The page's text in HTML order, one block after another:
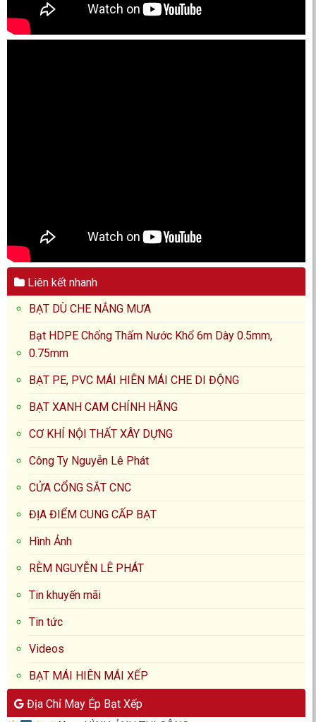
Liên kết nhanh
BẠT DÙ CHE NẮNG MƯA
Bạt HDPE Chống Thấm Nước Khổ 6m Dày 0.5mm,
0.75mm
BẠT PE, PVC MÁI HIÊN MÁI CHE DI ĐỘNG
BẠT XANH CAM CHÍNH HÃNG
CƠ KHÍ NỘI THẤT XÂY DỰNG
Công Ty Nguyễn Lê Phát
CỬA CỔNG SẮT CNC
ĐỊA ĐIỂM CUNG CẤP BẠT
Hình Ảnh
RÈM NGUYỄN LÊ PHÁT
Tin khuyến mãi
Tin tức
Videos
BẠT MÁI HIÊN MÁI XẾP
Địa Chỉ May Ép Bạt Xếp